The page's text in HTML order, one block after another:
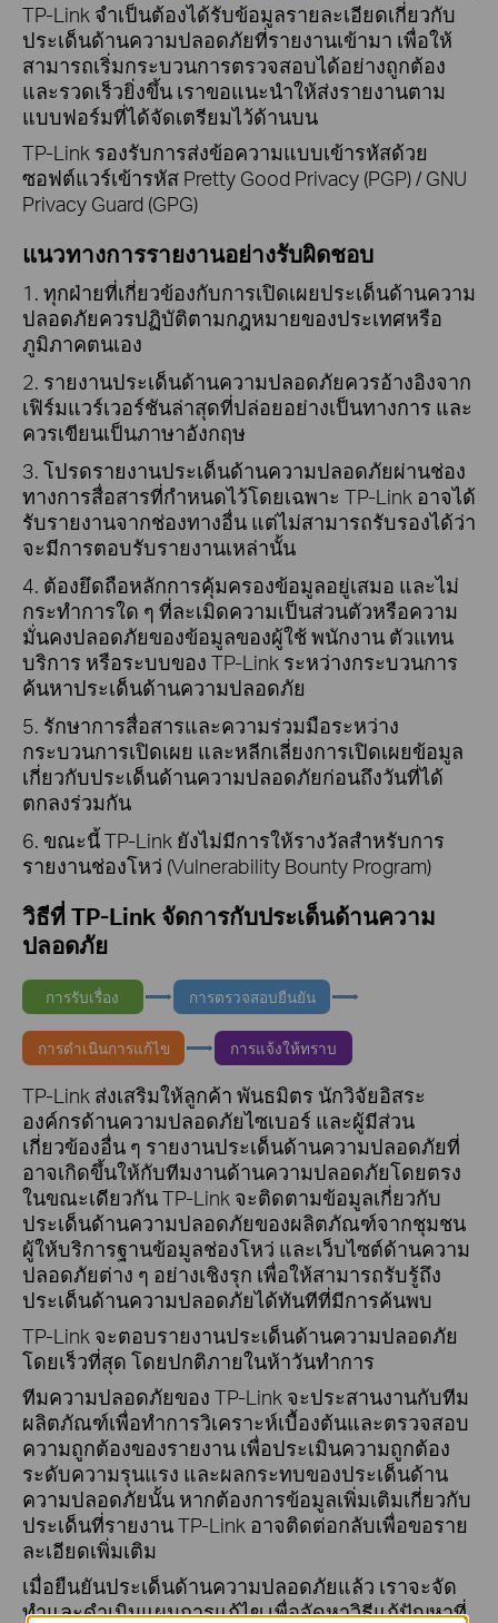
TP-Link จำเป็นต้องได้รับข้อมูลรายละเอียดเกี่ยวกับ
ประเด็นด้านความปลอดภัยที่รายงานเข้ามา เพื่อให้
สามารถเริ่มกระบวนการตรวจสอบได้อย่างถูกต้อง
และรวดเร็วยิ่งขึ้น เราขอแนะนำให้ส่งรายงานตาม
แบบฟอร์มที่ได้จัดเตรียมไว้ด้านบน
TP-Link รองรับการส่งข้อความแบบเข้ารหัสด้วย
ซอฟต์แวร์เข้ารหัส Pretty Good Privacy (PGP) / GNU
Privacy Guard (GPG)
แนวทางการรายงานอย่างรับผิดชอบ
1. ทุกฝ่ายที่เกี่ยวข้องกับการเปิดเผยประเด็นด้านความ
ปลอดภัยควรปฏิบัติตามกฎหมายของประเทศหรือ
ภูมิภาคตนเอง
2. รายงานประเด็นด้านความปลอดภัยควรอ้างอิงจาก
เฟิร์มแวร์เวอร์ชันล่าสุดที่ปล่อยอย่างเป็นทางการ และ
ควรเขียนเป็นภาษาอังกฤษ
3. โปรดรายงานประเด็นด้านความปลอดภัยผ่านช่อง
ทางการสื่อสารที่กำหนดไว้โดยเฉพาะ TP-Link อาจได้
รับรายงานจากช่องทางอื่น แต่ไม่สามารถรับรองได้ว่า
จะมีการตอบรับรายงานเหล่านั้น
4. ต้องยึดถือหลักการคุ้มครองข้อมูลอยู่เสมอ และไม่
กระทำการใด ๆ ที่ละเมิดความเป็นส่วนตัวหรือความ
มั่นคงปลอดภัยของข้อมูลของผู้ใช้ พนักงาน ตัวแทน
บริการ หรือระบบของ TP-Link ระหว่างกระบวนการ
ค้นหาประเด็นด้านความปลอดภัย
5. รักษาการสื่อสารและความร่วมมือระหว่าง
กระบวนการเปิดเผย และหลีกเลี่ยงการเปิดเผยข้อมูล
เกี่ยวกับประเด็นด้านความปลอดภัยก่อนถึงวันที่ได้
ตกลงร่วมกัน
6. ขณะนี้ TP-Link ยังไม่มีการให้รางวัลสำหรับการ
รายงานช่องโหว่ (Vulnerability Bounty Program)
วิธีที่ TP-Link จัดการกับประเด็นด้านความ
ปลอดภัย
การรับเรื่อง การตรวจสอบยืนยัน
การดำเนินการแก้ไข การแจ้งให้ทราบ
TP-Link ส่งเสริมให้ลูกค้า พันธมิตร นักวิจัยอิสระ
องค์กรด้านความปลอดภัยไซเบอร์ และผู้มีส่วน
เกี่ยวข้องอื่น ๆ รายงานประเด็นด้านความปลอดภัยที่
อาจเกิดขึ้นให้กับทีมงานด้านความปลอดภัยโดยตรง
ในขณะเดียวกัน TP-Link จะติดตามข้อมูลเกี่ยวกับ
ประเด็นด้านความปลอดภัยของผลิตภัณฑ์จากชุมชน
ผู้ให้บริการฐานข้อมูลช่องโหว่ และเว็บไซต์ด้านความ
ปลอดภัยต่าง ๆ อย่างเชิงรุก เพื่อให้สามารถรับรู้ถึง
ประเด็นด้านความปลอดภัยได้ทันทีที่มีการค้นพบ
TP-Link จะตอบรายงานประเด็นด้านความปลอดภัย
โดยเร็วที่สุด โดยปกติภายในห้าวันทำการ
ทีมความปลอดภัยของ TP-Link จะประสานงานกับทีม
ผลิตภัณฑ์เพื่อทำการวิเคราะห์เบื้องต้นและตรวจสอบ
ความถูกต้องของรายงาน เพื่อประเมินความถูกต้อง
ระดับความรุนแรง และผลกระทบของประเด็นด้าน
ความปลอดภัยนั้น หากต้องการข้อมูลเพิ่มเติมเกี่ยวกับ
ประเด็นที่รายงาน TP-Link อาจติดต่อกลับเพื่อขอราย
ละเอียดเพิ่มเติม
เมื่อยืนยันประเด็นด้านความปลอดภัยแล้ว เราจะจัด
ทำและดำเนินแผนการแก้ไข เพื่อจัดหาวิธีแก้ปัญหาที่